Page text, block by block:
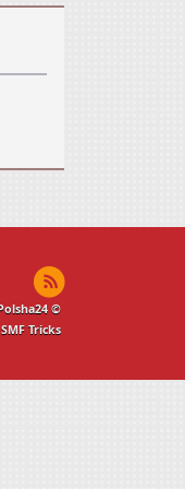
©
Tricks